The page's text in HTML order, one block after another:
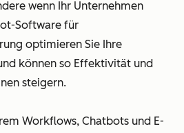
wenn Ihr Unternehmen
Software für
optimieren Sie Ihre
können so Effektivität und
steigern.
Workflows, Chatbots und E-